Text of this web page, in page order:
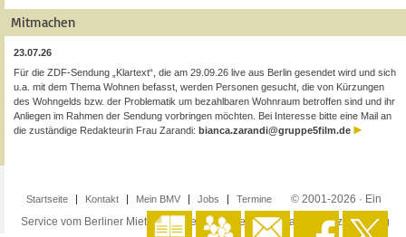
Mitmachen
23.07.26
Für die ZDF-Sendung „Klartext“, die am 29.09.26 live aus Berlin gesendet wird und sich
u.a. mit dem Thema Wohnen befasst, werden Personen gesucht, die von Kürzungen
des Wohngelds bzw. der Problematik um bezahlbaren Wohnraum betroffen sind und ihr
Anliegen im Rahmen der Sendung vorbringen möchten. Bei Interesse bitte eine Mail an
die zuständige Redakteurin Frau Zarandi: bianca.zarandi@gruppe5film.de
Startseite Kontakt Mein BMV Jobs Termine
© 2001-2026 · Ein
Service vom Berliner Mieterverein e.V. ·Impressum·Datenschutzerklärung